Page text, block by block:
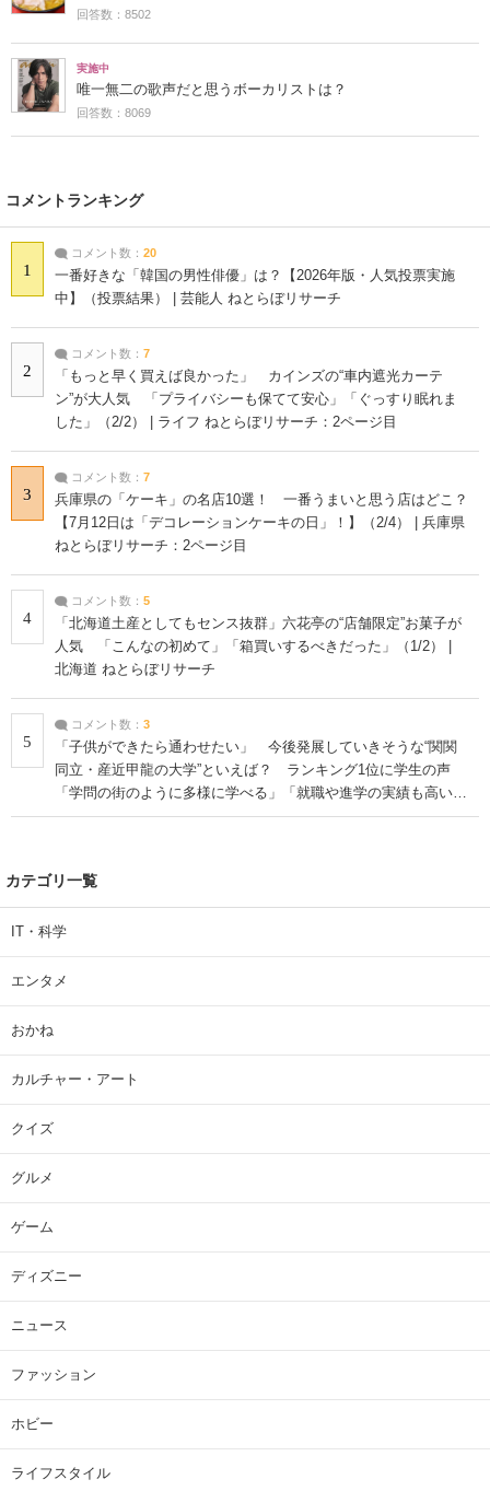
回答数：8502
実施中
唯一無二の歌声だと思うボーカリストは？
回答数：8069
コメントランキング
1
コメント数： 20
一番好きな「韓国の男性俳優」は？【2026年版・人気投票実施
中】（投票結果） | 芸能人 ねとらぼリサーチ
2
コメント数： 7
「もっと早く買えば良かった」 カインズの“車内遮光カーテ
ン”が大人気 「プライバシーも保てて安心」「ぐっすり眠れま
した」（2/2） | ライフ ねとらぼリサーチ：2ページ目
3
コメント数： 7
兵庫県の「ケーキ」の名店10選！ 一番うまいと思う店はどこ？
【7月12日は「デコレーションケーキの日」！】（2/4） | 兵庫県
ねとらぼリサーチ：2ページ目
4
コメント数： 5
「北海道土産としてもセンス抜群」六花亭の“店舗限定”お菓子が
人気 「こんなの初めて」「箱買いするべきだった」（1/2） |
北海道 ねとらぼリサーチ
5
コメント数： 3
「子供ができたら通わせたい」 今後発展していきそうな“関関
同立・産近甲龍の大学”といえば？ ランキング1位に学生の声
「学問の街のように多様に学べる」「就職や進学の実績も高い」
| 大学 ねとらぼリサーチ
カテゴリ一覧
IT・科学
エンタメ
おかね
カルチャー・アート
クイズ
グルメ
ゲーム
ディズニー
ニュース
ファッション
ホビー
ライフスタイル